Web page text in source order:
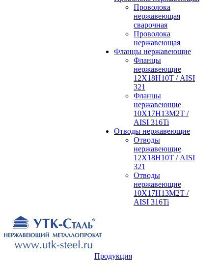
Проволока
нержавеющая
сварочная
Проволока
нержавеющая
Фланцы нержавеющие
Фланцы
нержавеющие
12Х18Н10Т / AISI
321
Фланцы
нержавеющие
10Х17Н13М2Т /
AISI 316Ti
Отводы нержавеющие
Отводы
нержавеющие
12Х18Н10Т / AISI
321
Отводы
нержавеющие
10Х17Н13М2Т /
AISI 316Ti
Продукция